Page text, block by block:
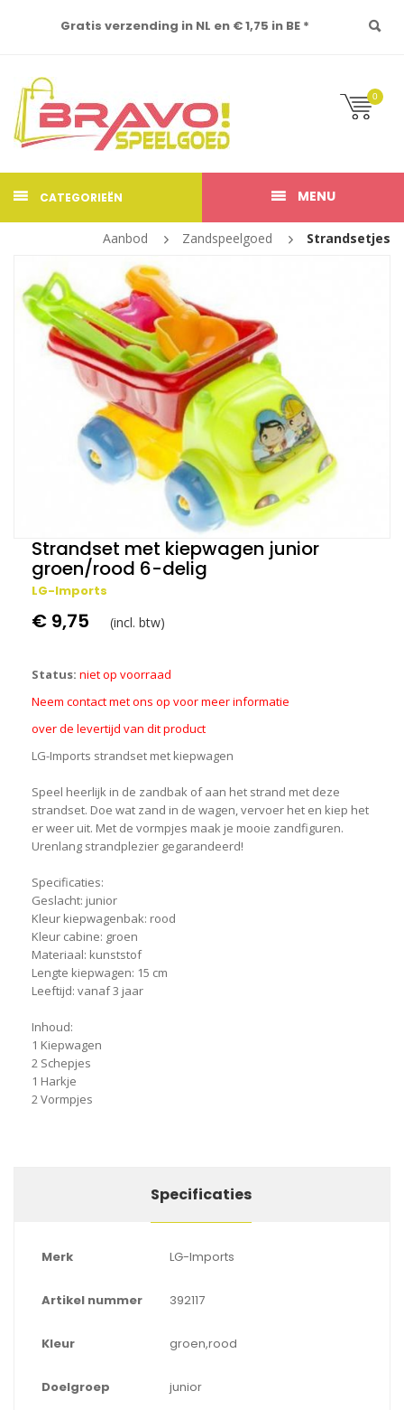
Gratis verzending in NL en € 1,75 in BE *
0
CATEGORIEËN MENU
Aanbod Zandspeelgoed Strandsetjes
Strandset met kiepwagen junior
groen/rood 6-delig
LG-Imports
€ 9,75 (incl. btw)
Status: niet op voorraad
Neem contact met ons op voor meer informatie
over de levertijd van dit product
LG-Imports strandset met kiepwagen
Speel heerlijk in de zandbak of aan het strand met deze
strandset. Doe wat zand in de wagen, vervoer het en kiep het
er weer uit. Met de vormpjes maak je mooie zandfiguren.
Urenlang strandplezier gegarandeerd!
Specificaties:
Geslacht: junior
Kleur kiepwagenbak: rood
Kleur cabine: groen
Materiaal: kunststof
Lengte kiepwagen: 15 cm
Leeftijd: vanaf 3 jaar
Inhoud:
1 Kiepwagen
2 Schepjes
1 Harkje
2 Vormpjes
Specificaties
Merk LG-Imports
Artikel nummer 392117
Kleur groen,rood
Doelgroep junior